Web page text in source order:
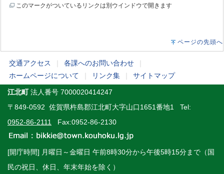
このマークがついているリンクは別ウインドウで開きます
ページの先頭へ
交通アクセス 各課へのお問い合わせ
ホームページについて
リンク集 サイトマップ
江北町法人番号 7000020414247
〒849-0592 佐賀県杵島郡江北町大字山口1651番地1 Tel:
0952-86-2111
Fax:0952-86-2130
[開庁時間] 月曜日～金曜日 午前8時30分から午後5時15分まで（国
民の祝日、休日、年末年始を除く）